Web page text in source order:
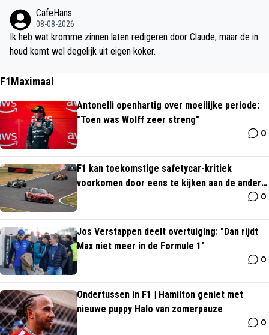
hting het stadhuis van Halsema welwillend blijft, is diepgaande vak
kennis blijkbaar een optionele luxe.
CafeHans
08-08-2026
Ik heb wat kromme zinnen laten redigeren door Claude, maar de in
houd komt wel degelijk uit eigen koker.
F1Maximaal
Antonelli openhartig over moeilijke periode:
"Toen was Wolff zeer streng"
0
F1 kan toekomstige safetycar-kritiek
voorkomen door eens te kijken aan de andere
0
Jos Verstappen deelt overtuiging: "Dan rijdt
Max niet meer in de Formule 1"
0
Ondertussen in F1 | Hamilton geniet met
nieuwe puppy Halo van zomerpauze
0